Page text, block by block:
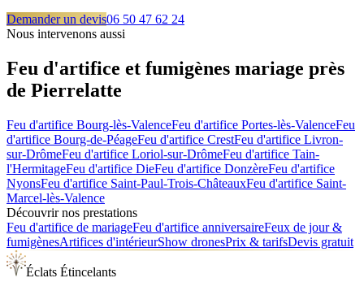
Demander un devis06 50 47 62 24
Nous intervenons aussi
Feu d'artifice et fumigènes mariage près
de Pierrelatte
Feu d'artifice Bourg-lès-ValenceFeu d'artifice Portes-lès-ValenceFeu
d'artifice Bourg-de-PéageFeu d'artifice CrestFeu d'artifice Livron-
sur-DrômeFeu d'artifice Loriol-sur-DrômeFeu d'artifice Tain-
l'HermitageFeu d'artifice DieFeu d'artifice DonzèreFeu d'artifice
NyonsFeu d'artifice Saint-Paul-Trois-ChâteauxFeu d'artifice Saint-
Marcel-lès-Valence
Découvrir nos prestations
Feu d'artifice de mariageFeu d'artifice anniversaireFeux de jour &
fumigènesArtifices d'intérieurShow dronesPrix & tarifsDevis gratuit
Éclats Étincelants